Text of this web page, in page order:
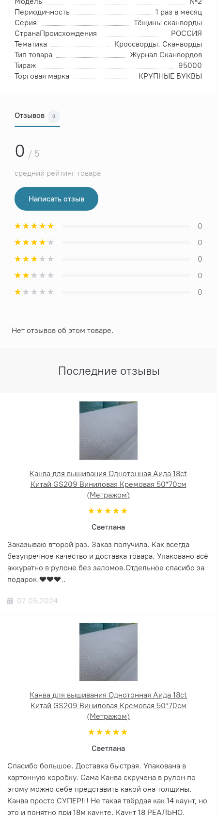
Периодичность
1 раз в месяц
Серия
Тёщины сканворды
СтранаПроисхождения
РОССИЯ
Тематика
Кроссворды. Сканворды
Тип товара
Журнал Сканвордов
Тираж
95000
Торговая марка
КРУПНЫЕ БУКВЫ
Отзывов 0
0 / 5
средний рейтинг товара
Написать отзыв
0
0
0
0
0
Нет отзывов об этом товаре.
Последние отзывы
Канва для вышивания Однотонная Аида 18ct
Китай GS209 Виниловая Кремовая 50*70см
(Метражом)
Светлана
Заказываю второй раз. Заказ получила. Как всегда
безупречное качество и доставка товара. Упаковано всё
аккуратно в рулоне без заломов.Отдельное спасибо за
подарок.❤️❤️❤️..
07.05.2024
Канва для вышивания Однотонная Аида 18ct
Китай GS209 Виниловая Кремовая 50*70см
(Метражом)
Светлана
Спасибо большое. Доставка быстрая. Упакована в
картонную коробку. Сама Канва скручена в рулон по
этому можно себе представить какой она толщины.
Канва просто СУПЕР!!! Не такая твёрдая как 14 каунт, но
это и понятно при 18м каунте. Каунт 18 РЕАЛЬНО.